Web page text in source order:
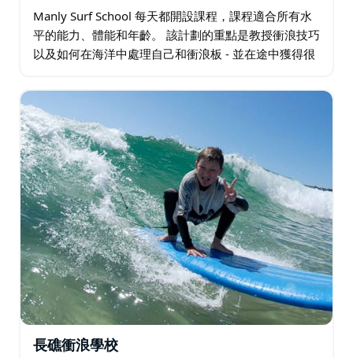
Manly Surf School 每天都開設課程，課程適合所有水
平的能力、體能和年齡。 該計劃的重點是教授衝浪技巧
以及如何在海洋中處理自己和衝浪板 - 並在途中獲得很
上相機。
長礁衝浪學校